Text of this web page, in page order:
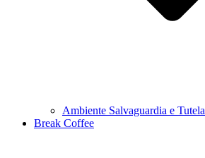
Ambiente Salvaguardia e Tutela
Break Coffee